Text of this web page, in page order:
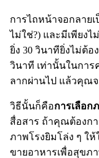
การไถหน้าจอกลาย
ไม่ใช่?) และมีเพียง
ยิ่ง 30 วินาทียิ่งไม่ต้
วินาที เท่านั้นในกา
ลากผ่านไป แล้วคุณจ
วิธีนั้นก็คือการเลือก
สื่อสาร ถ้าคุณต้องก
ภาพโรงยิมโล่ง ๆ ใ
ขายอาหารเพื่อสุขภ